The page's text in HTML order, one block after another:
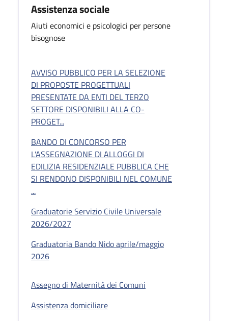
Assistenza sociale
Aiuti economici e psicologici per persone
bisognose
AVVISO PUBBLICO PER LA SELEZIONE
DI PROPOSTE PROGETTUALI
PRESENTATE DA ENTI DEL TERZO
SETTORE DISPONIBILI ALLA CO-
PROGET...
BANDO DI CONCORSO PER
L'ASSEGNAZIONE DI ALLOGGI DI
EDILIZIA RESIDENZIALE PUBBLICA CHE
SI RENDONO DISPONIBILI NEL COMUNE
...
Graduatorie Servizio Civile Universale
2026/2027
Graduatoria Bando Nido aprile/maggio
2026
Assegno di Maternità dei Comuni
Assistenza domiciliare